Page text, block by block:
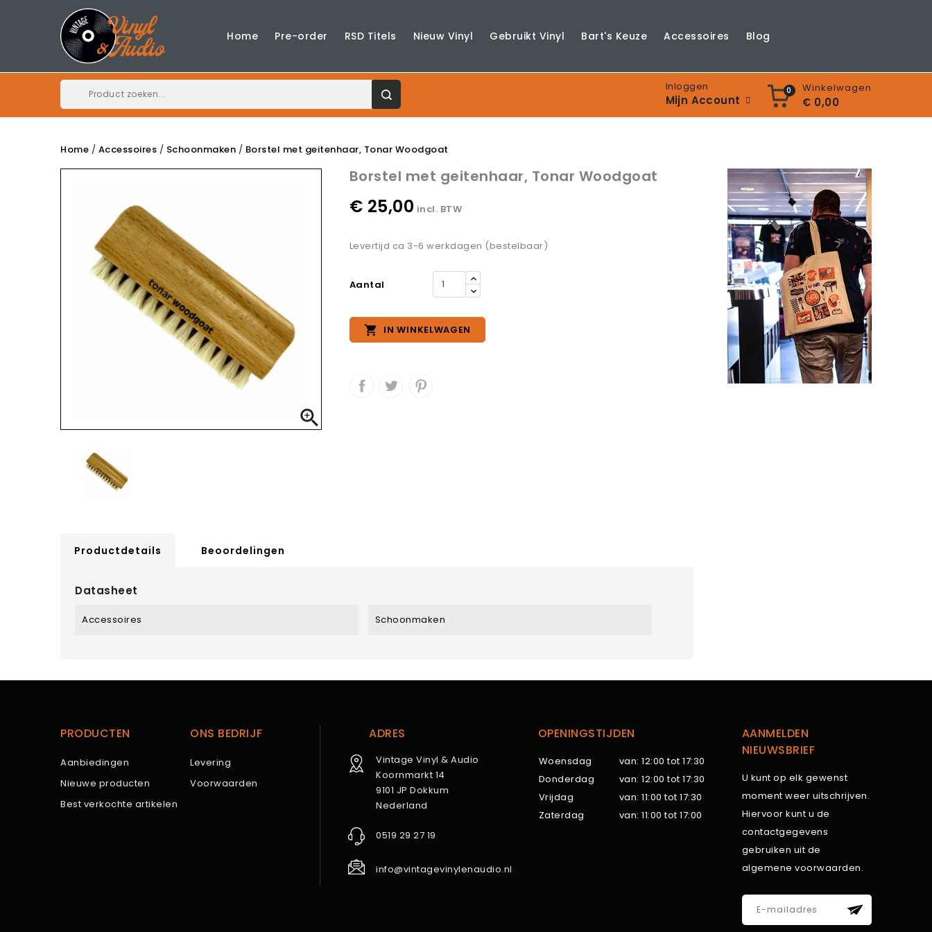
Home Pre-order RSD Titels Nieuw Vinyl Gebruikt Vinyl Bart's Keuze Accessoires Blog
0 Winkelwagen
€ 0,00
Inloggen
Mijn Account
Home Accessoires Schoonmaken Borstel met geitenhaar, Tonar Woodgoat

Borstel met geitenhaar, Tonar Woodgoat
€ 25,00 incl. BTW
Levertijd ca 3-6 werkdagen (bestelbaar)
Aantal
 IN WINKELWAGEN
Productdetails Beoordelingen
Datasheet
Accessoires Schoonmaken
PRODUCTEN
Aanbiedingen
Nieuwe producten
Best verkochte artikelen
ONS BEDRIJF
Levering
Voorwaarden
ADRES
Vintage Vinyl & Audio
Koornmarkt 14
9101 JP Dokkum
Nederland
0519 29 27 19
info@vintagevinylenaudio.nl
OPENINGSTIJDEN
Woensdag
van: 12:00 tot 17:30
Donderdag
van: 12:00 tot 17:30
Vrijdag
van: 11:00 tot 17:30
Zaterdag
van: 11:00 tot 17:00
AANMELDEN
NIEUWSBRIEF
U kunt op elk gewenst
moment weer uitschrijven.
Hiervoor kunt u de
contactgegevens
gebruiken uit de
algemene voorwaarden.